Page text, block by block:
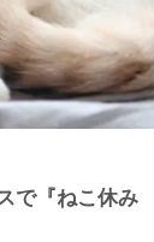
で『ねこ休み